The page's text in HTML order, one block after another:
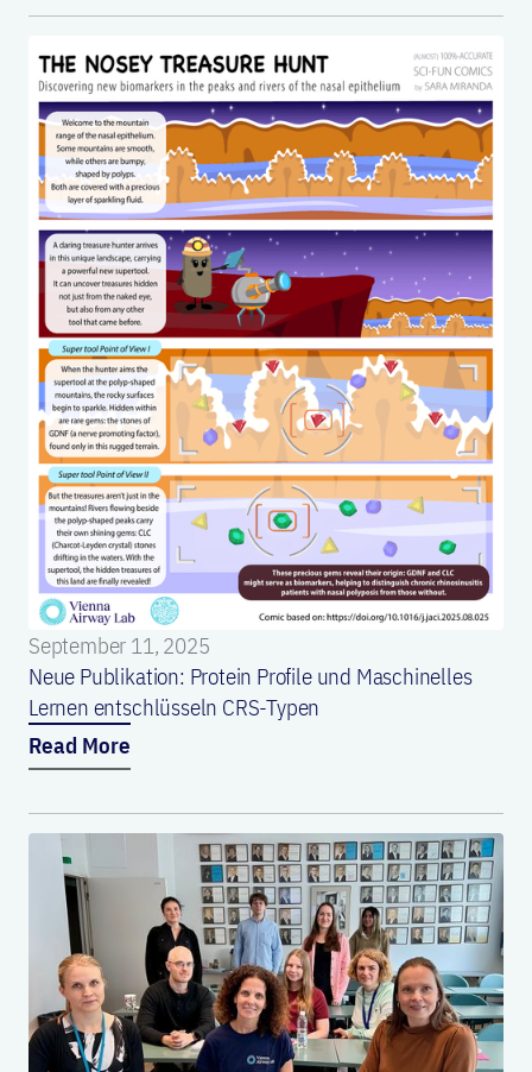
September 11, 2025
Neue Publikation: Protein Profile und Maschinelles
Lernen entschlüsseln CRS-Typen
Read More